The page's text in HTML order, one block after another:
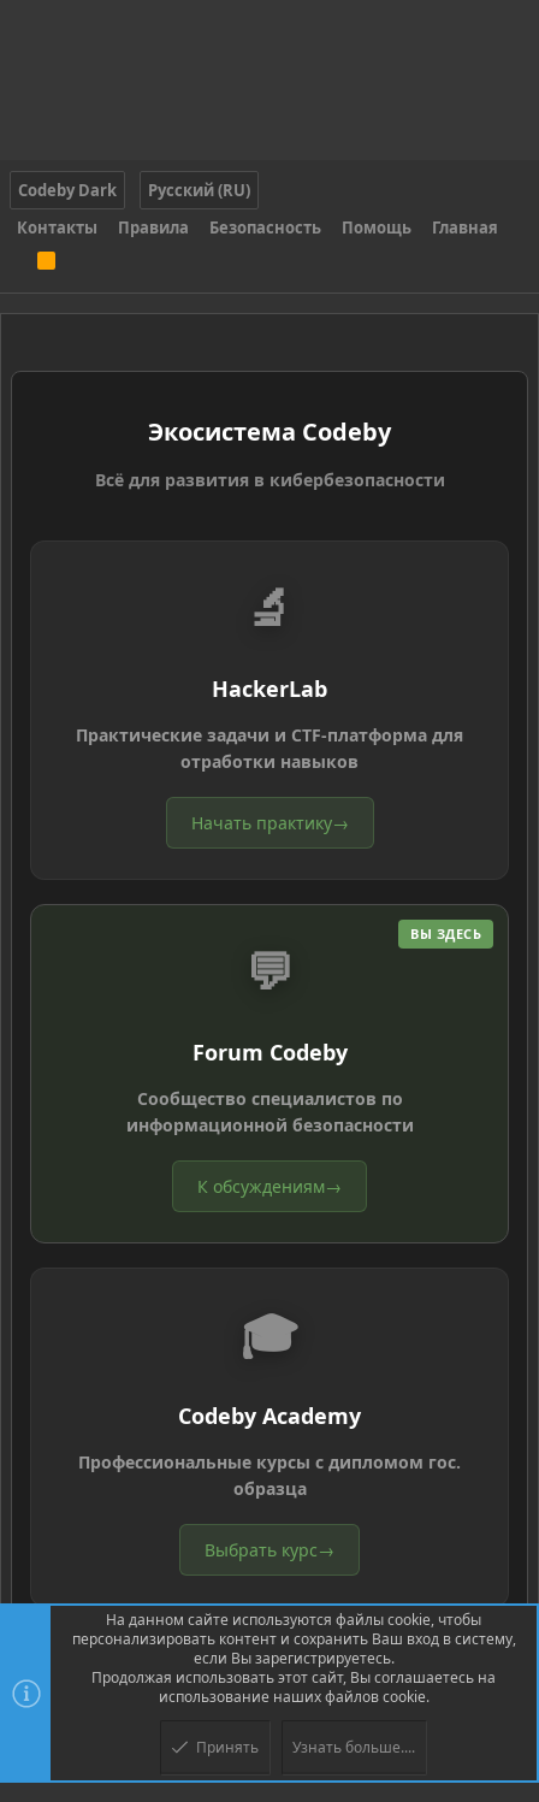
Codeby Dark
Русский (RU)
Контакты
Правила Безопасность Помощь Главная
S
Экосистема Codeby
Всё для развития в кибербезопасности
🔬
HackerLab
Практические задачи и CTF-платформа для
отработки навыков
Начать практику→
ВЫ ЗДЕСЬ
💬
Forum Codeby
Сообщество специалистов по
информационной безопасности
К обсуждениям→
🎓
Codeby Academy
Профессиональные курсы с дипломом гос.
образца
Выбрать курс→
Community platform by XenForo ® © 2010-2026 XenForo Ltd.
© Jason Axelrod of 8WAYRUN
На данном сайте используются файлы cookie, чтобы
персонализировать контент и сохранить Ваш вход в систему,
если Вы зарегистрируетесь.
Продолжая использовать этот сайт, Вы соглашаетесь на
использование наших файлов cookie.
Принять Узнать больше....